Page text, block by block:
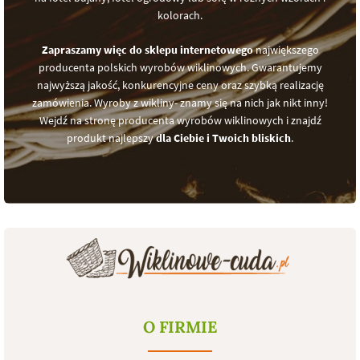
kolorach.
Zapraszamy więc do sklepu internetowegonajwiększego
producenta polskich wyrobów wiklinowych. Gwarantujemy
najwyższą jakość, konkurencyjne ceny oraz szybką realizację
zamówienia. Wyroby z wikliny- znamy się na nich jak nikt inny!
Wejdź na stronę producenta wyrobów wiklinowych i znajdź
produkt najlepszydla Ciebie i Twoich bliskich.
O FIRMIE